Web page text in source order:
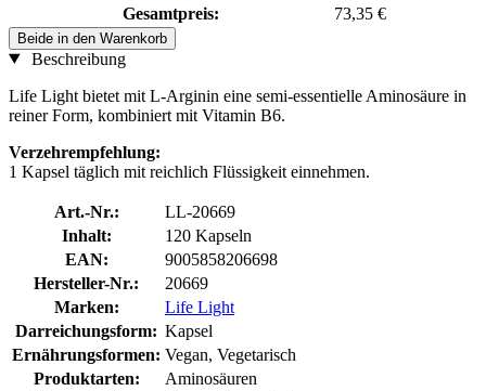
Gesamtpreis:
73,35 €
Beide in den Warenkorb
Beschreibung
Life Light bietet mit L-Arginin eine semi-essentielle Aminosäure in
reiner Form, kombiniert mit Vitamin B6.
Verzehrempfehlung:
1 Kapsel täglich mit reichlich Flüssigkeit einnehmen.
Art.-Nr.:
LL-20669
Inhalt:
120 Kapseln
EAN:
9005858206698
Hersteller-Nr.:
20669
Marken:
Life Light
Darreichungsform: Kapsel
Ernährungsformen: Vegan, Vegetarisch
Produktarten:
Aminosäuren